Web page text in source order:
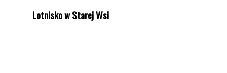
Lotnisko w Starej Wsi